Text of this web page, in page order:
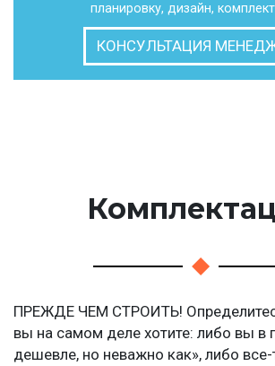
планировку, дизайн,
КОНСУЛЬТАЦИЯ
ПРЕЖДЕ ЧЕМ СТРОИТЬ!
вы на самом деле хотите: либо вы в
дешевле, но неважно как», либо